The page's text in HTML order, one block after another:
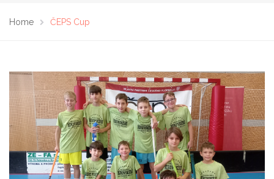
Home ČEPS Cup